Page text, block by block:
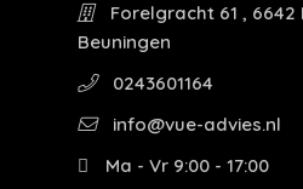
Forelgracht 61 , 6642
Beuningen
0243601164
info@vue-advies.nl
Ma - Vr 9:00 - 17:00